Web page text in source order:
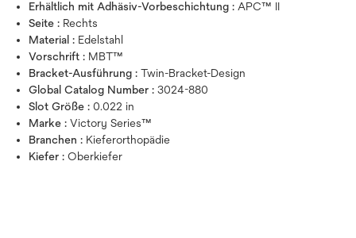
Erhältlich mit Adhäsiv-Vorbeschichtung : APC™ II
Seite : Rechts
Material : Edelstahl
Vorschrift : MBT™
Bracket-Ausführung : Twin-Bracket-Design
Global Catalog Number : 3024-880
Slot Größe : 0.022 in
Marke : Victory Series™
Branchen : Kieferorthopädie
Kiefer : Oberkiefer